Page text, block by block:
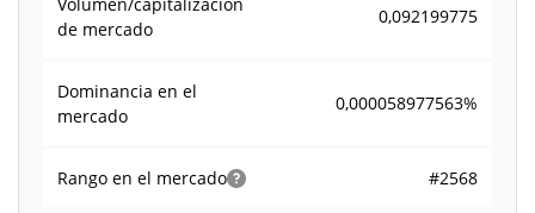
de mercado
0,092199775
Dominancia en el
mercado
0,000058977563%
Rango en el mercado #2568